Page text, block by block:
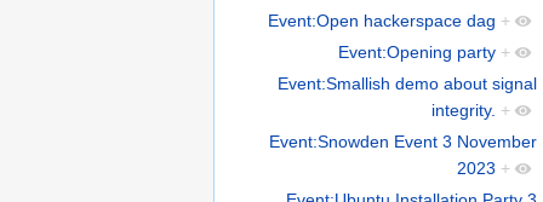
Event:Open hackerspace dag +
Event:Opening party +
Event:Smallish demo about signal
integrity. +
Event:Snowden Event 3 November
2023 +